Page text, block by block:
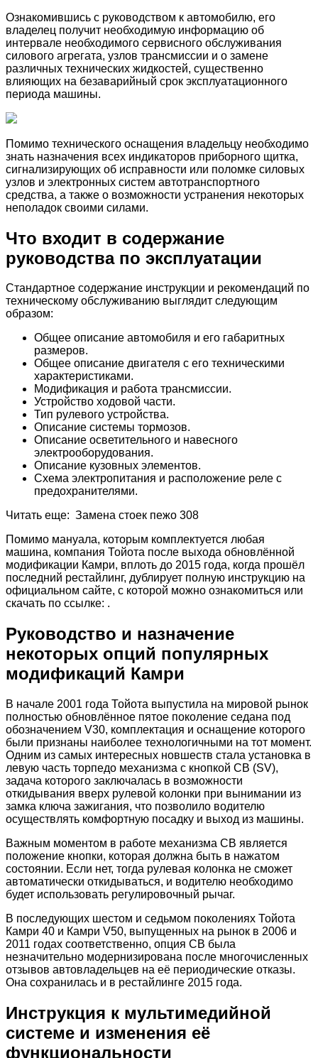
Ознакомившись с руководством к автомобилю, его
владелец получит необходимую информацию об
интервале необходимого сервисного обслуживания
силового агрегата, узлов трансмиссии и о замене
различных технических жидкостей, существенно
влияющих на безаварийный срок эксплуатационного
периода машины.
Помимо технического оснащения владельцу необходимо
знать назначения всех индикаторов приборного щитка,
сигнализирующих об исправности или поломке силовых
узлов и электронных систем автотранспортного
средства, а также о возможности устранения некоторых
неполадок своими силами.
Что входит в содержание
руководства по эксплуатации
Стандартное содержание инструкции и рекомендаций по
техническому обслуживанию выглядит следующим
образом:
Общее описание автомобиля и его габаритных
размеров.
Общее описание двигателя с его техническими
характеристиками.
Модификация и работа трансмиссии.
Устройство ходовой части.
Тип рулевого устройства.
Описание системы тормозов.
Описание осветительного и навесного
электрооборудования.
Описание кузовных элементов.
Схема электропитания и расположение реле с
предохранителями.
Читать еще: Замена стоек пежо 308
Помимо мануала, которым комплектуется любая
машина, компания Тойота после выхода обновлённой
модификации Камри, вплоть до 2015 года, когда прошёл
последний рестайлинг, дублирует полную инструкцию на
официальном сайте, с которой можно ознакомиться или
скачать по ссылке: .
Руководство и назначение
некоторых опций популярных
модификаций Камри
В начале 2001 года Тойота выпустила на мировой рынок
полностью обновлённое пятое поколение седана под
обозначением V30, комплектация и оснащение которого
были признаны наиболее технологичными на тот момент.
Одним из самых интересных новшеств стала установка в
левую часть торпедо механизма с кнопкой СВ (SV),
задача которого заключалась в возможности
откидывания вверх рулевой колонки при вынимании из
замка ключа зажигания, что позволило водителю
осуществлять комфортную посадку и выход из машины.
Важным моментом в работе механизма СВ является
положение кнопки, которая должна быть в нажатом
состоянии. Если нет, тогда рулевая колонка не сможет
автоматически откидываться, и водителю необходимо
будет использовать регулировочный рычаг.
В последующих шестом и седьмом поколениях Тойота
Камри 40 и Камри V50, выпущенных на рынок в 2006 и
2011 годах соответственно, опция СВ была
незначительно модернизирована после многочисленных
отзывов автовладельцев на её периодические отказы.
Она сохранилась и в рестайлинге 2015 года.
Инструкция к мультимедийной
системе и изменения её
функциональности